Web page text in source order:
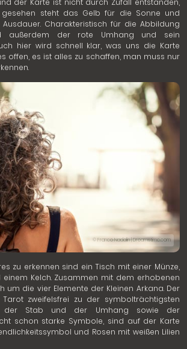
der Karte ist nicht durch Zufall entstanden,
steht das Gelb für die Sonne und
Charakteristisch für die Abbildung
außerdem der rote Umhang und sein
hier wird schnell klar, was uns die Karte
offen, es ist alles zu schaffen, man muss nur
© Franco Nadalin | Dreamstime.com
zu erkennen sind ein Tisch mit einer Münze,
Kelch. Zusammen mit dem erhobenen
um die vier Elemente der Kleinen Arkana. Der
zweifelsfrei zu der symbolträchtigsten
der Stab und der Umhang sowie der
schon starke Symbole, sind auf der Karte
und Rosen mit weißen Lilien